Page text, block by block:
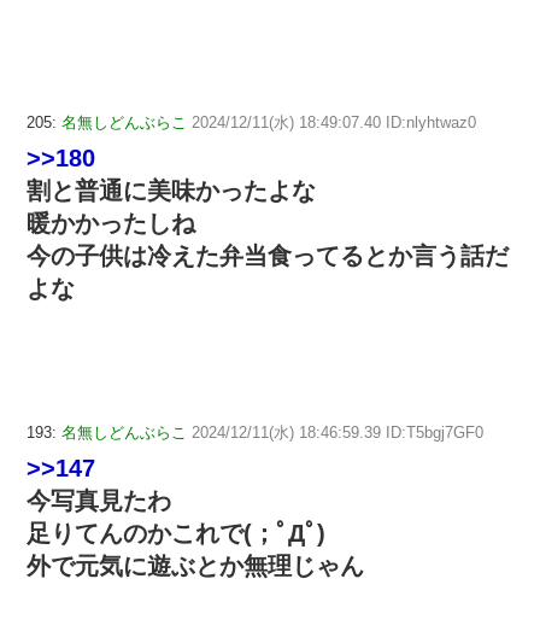
205: 名無しどんぶらこ 2024/12/11(水) 18:49:07.40 ID:nlyhtwaz0
>>180
割と普通に美味かったよな
暖かかったしね
今の子供は冷えた弁当食ってるとか言う話だ
よな
193: 名無しどんぶらこ 2024/12/11(水) 18:46:59.39 ID:T5bgj7GF0
>>147
今写真見たわ
足りてんのかこれで(；ﾟДﾟ)
外で元気に遊ぶとか無理じゃん